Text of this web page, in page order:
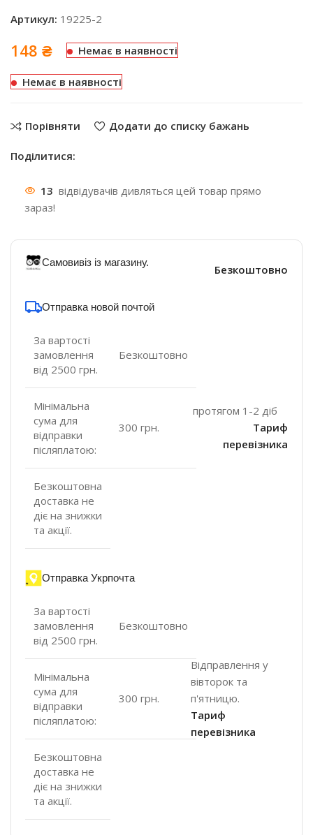
Артикул: 19225-2
148 ₴ Немає в наявності
Немає в наявності
Порівняти Додати до списку бажань
Поділитися:
13 відвідувачів дивляться цей товар прямо
зараз!
Самовивіз із магазину.
Безкоштовно
Отправка новой почтой
За вартості
замовлення
від 2500 грн.
Безкоштовно
Мінімальна
сума для
відправки
післяплатою:
300 грн.
Безкоштовна
доставка не
діє на знижки
та акції.
протягом 1-2 діб
Тариф
перевізника
Отправка Укрпочта
За вартості
замовлення
від 2500 грн.
Безкоштовно
Мінімальна
сума для
відправки
післяплатою:
300 грн.
Безкоштовна
доставка не
діє на знижки
та акції.
Відправлення у
вівторок та
п'ятницю.
Тариф
перевізника